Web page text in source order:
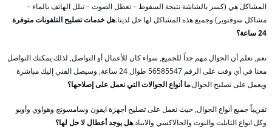
المشاكل هي (كسر بالشاشة نتيجة السقوط – تعطل الصوت – تبلل الهاتف بالماء –
مشاكل سوفتوير) وجميع هذه المشاكل لها حل لدينا.هل خدمات تصليح التلفونات متوفرة
24 ساعة؟
نعم, نعلم أن الجوال مهم جداً للجميع, سواء كان للأعمال أو التواصل, لذلك يمكنك التواصل
معنا في أي وقت على الرقم 56585547 طوال 24 ساعة, وسيصل الفني إليك مباشرة
ويعمل على تصليح الجوال.ما أنواع الجوالات التي نعمل على إصلاحها؟
تقريباً جميع أنواع الجوال, حيث نعمل على تصليح أجهزة ايفون وسامسونج وهواوي وأوبو
وكل انواع التابلت والنوت والجالاكسي والايباد.هل يوجد أعطال لا حل لها؟